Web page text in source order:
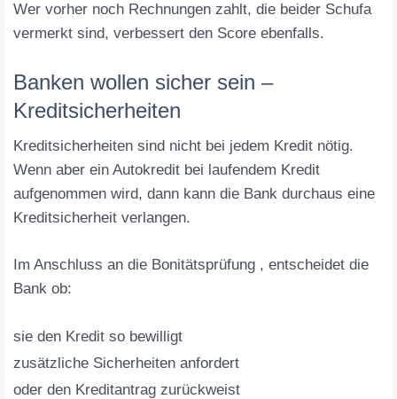
Wer vorher noch Rechnungen zahlt, die beider Schufa
vermerkt sind, verbessert den Score ebenfalls.
Banken wollen sicher sein –
Kreditsicherheiten
Kreditsicherheiten sind nicht bei jedem Kredit nötig.
Wenn aber ein Autokredit bei laufendem Kredit
aufgenommen wird, dann kann die Bank durchaus eine
Kreditsicherheit verlangen.
Im Anschluss an die Bonitätsprüfung , entscheidet die
Bank ob:
sie den Kredit so bewilligt
zusätzliche Sicherheiten anfordert
oder den Kreditantrag zurückweist